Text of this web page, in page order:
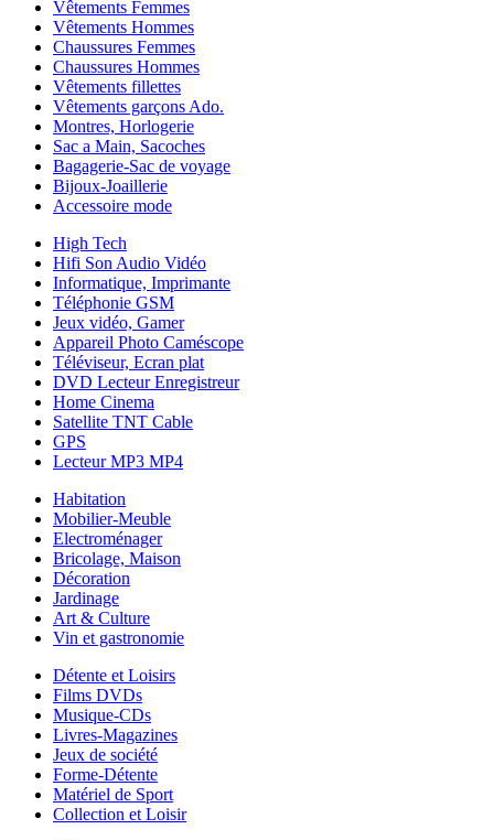
Vêtements Femmes
Vêtements Hommes
Chaussures Femmes
Chaussures Hommes
Vêtements fillettes
Vêtements garçons Ado.
Montres, Horlogerie
Sac a Main, Sacoches
Bagagerie-Sac de voyage
Bijoux-Joaillerie
Accessoire mode
High Tech
Hifi Son Audio Vidéo
Informatique, Imprimante
Téléphonie GSM
Jeux vidéo, Gamer
Appareil Photo Caméscope
Téléviseur, Ecran plat
DVD Lecteur Enregistreur
Home Cinema
Satellite TNT Cable
GPS
Lecteur MP3 MP4
Habitation
Mobilier-Meuble
Electroménager
Bricolage, Maison
Décoration
Jardinage
Art & Culture
Vin et gastronomie
Détente et Loisirs
Films DVDs
Musique-CDs
Livres-Magazines
Jeux de société
Forme-Détente
Matériel de Sport
Collection et Loisir